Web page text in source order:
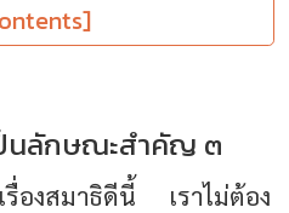
นลักษณะสำคัญ ๓
รื่องสมาธิดีนี้ เราไม่ต้อง